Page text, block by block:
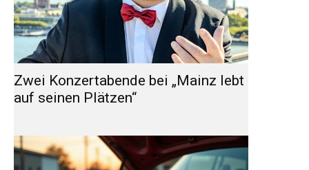
Zwei Konzertabende bei „Mainz lebt
auf seinen Plätzen“